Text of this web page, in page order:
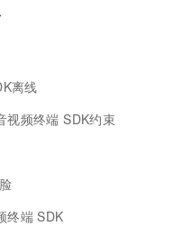
离线
视频终端 SDK约束
终端 SDK